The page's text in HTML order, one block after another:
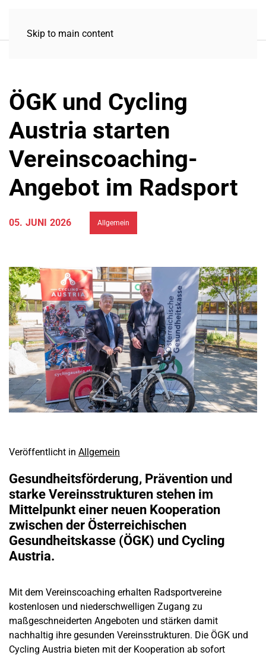
Skip to main content
ÖGK und Cycling
Austria starten
Vereinscoaching-
Angebot im Radsport
05. JUNI 2026 Allgemein
Veröffentlicht in Allgemein
Gesundheitsförderung, Prävention und
starke Vereinsstrukturen stehen im
Mittelpunkt einer neuen Kooperation
zwischen der Österreichischen
Gesundheitskasse (ÖGK) und Cycling
Austria.
Mit dem Vereinscoaching erhalten Radsportvereine
kostenlosen und niederschwelligen Zugang zu
maßgeschneiderten Angeboten und stärken damit
nachhaltig ihre gesunden Vereinsstrukturen. Die ÖGK und
Cycling Austria bieten mit der Kooperation ab sofort